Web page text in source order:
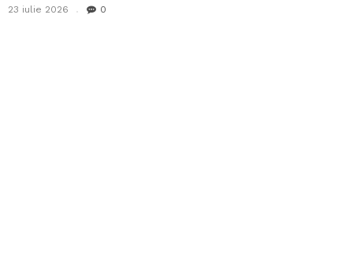
23 iulie 2026 0